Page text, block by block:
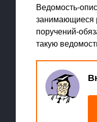
Ведомость-
занимающиеся
поручений-
такую